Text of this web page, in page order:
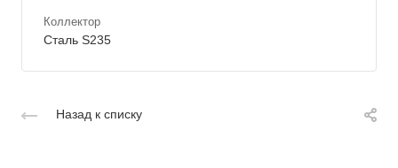
Коллектор
Сталь S235
Назад к списку